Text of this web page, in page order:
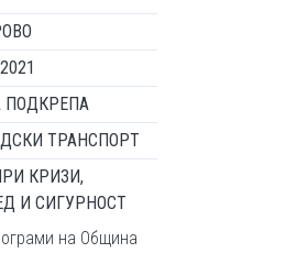
ПОДКРЕПА
ТРАНСПОРТ
КРИЗИ,
И СИГУРНОСТ
на Община